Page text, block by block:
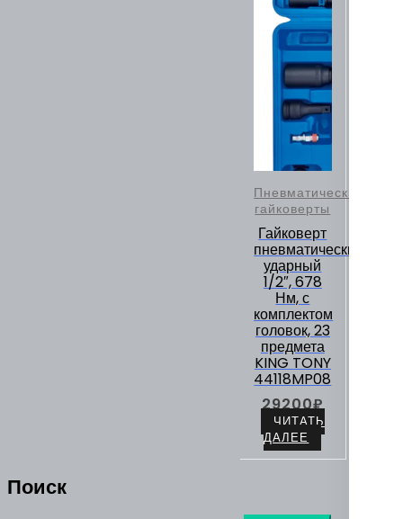
Пневматические
гайковерты
Гайковерт
пневматический
ударный
1/2″, 678
Нм, с
комплектом
головок, 23
предмета
KING TONY
44118MP08
29200₽
ЧИТАТЬ
ДАЛЕЕ
Поиск